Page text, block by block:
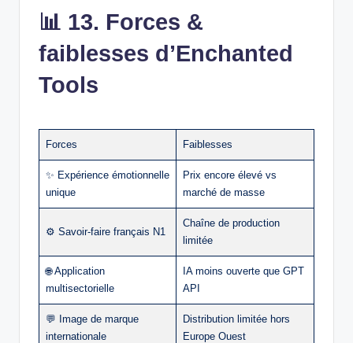
📊 13. Forces &
faiblesses d’Enchanted
Tools
Forces Faiblesses
✨ Expérience émotionnelle
unique
Prix encore élevé vs
marché de masse
⚙️ Savoir‑faire français N1
Chaîne de production
limitée
🌐 Application
multisectorielle
IA moins ouverte que GPT
API
💬 Image de marque
internationale
Distribution limitée hors
Europe Ouest